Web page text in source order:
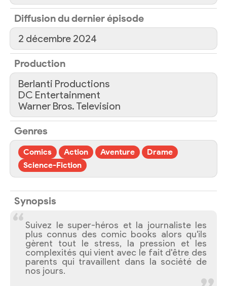
Diffusion du dernier épisode
2 décembre 2024
Production
Berlanti Productions
DC Entertainment
Warner Bros. Television
Genres
Comics Action Aventure
Drame
Science-Fiction
Synopsis
Suivez le super-héros et la journaliste les
plus connus des comic books alors qu'ils
gèrent tout le stress, la pression et les
complexités qui vient avec le fait d'être des
parents qui travaillent dans la société de
nos jours.